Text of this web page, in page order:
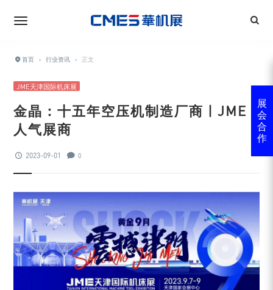
首页 › 行业资讯 › 正文
JME天津国际机床展
金晶：十五年空压机制造厂商 | JME
人气展商
2023-09-01 0
展
会
合
作